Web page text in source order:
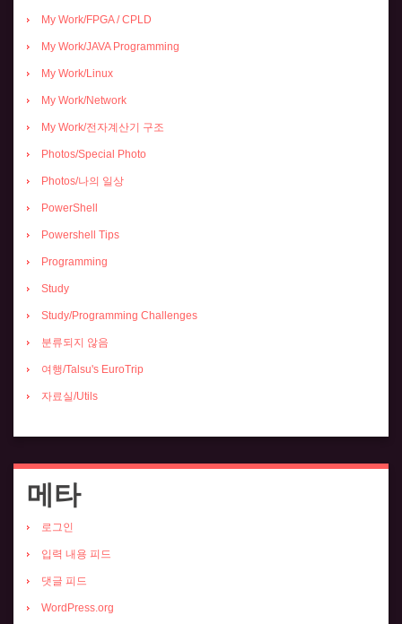
My Work/FPGA / CPLD
My Work/JAVA Programming
My Work/Linux
My Work/Network
My Work/전자계산기 구조
Photos/Special Photo
Photos/나의 일상
PowerShell
Powershell Tips
Programming
Study
Study/Programming Challenges
분류되지 않음
여행/Talsu's EuroTrip
자료실/Utils
메타
로그인
입력 내용 피드
댓글 피드
WordPress.org